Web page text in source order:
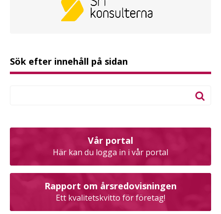
Sök efter innehåll på sidan
Vår portal
Här kan du logga in i vår portal
Rapport om årsredovisningen
Ett kvalitetskvitto för företag!